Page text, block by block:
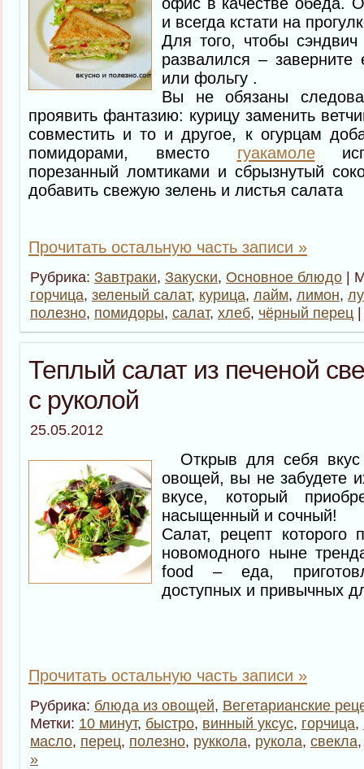
и всегда кстати на
Для того, чтобы
развалился –
или фольгу .
Вы не обязаны
проявить фантазию: курицу заменить
совместить и то и другое, к огурцам
помидорами, вместо гуакамоле
порезанный ломтиками и сбрызнутый
добавить свежую зелень и листья салата
Прочитать остальную часть записи »
Рубрика: Завтраки, Закуски, Основное блюдо |
горчица, зеленый салат, курица, лайм, лимон,
полезно, помидоры, салат, хлеб, чёрный перец
Теплый салат из печеной
с руколой
25.05.2012
Открыв для себя вкус
овощей, вы не забудете
вкусе, который
насыщенный и сочный!
Салат, рецепт
новомодного ныне
food – еда,
доступных и привычных
Прочитать остальную часть записи »
Рубрика: блюда из овощей, Вегетарианские
Метки: 10 минут, быстро, винный уксус, горчица,
масло, перец, полезно, руккола, рукола, свекла
»